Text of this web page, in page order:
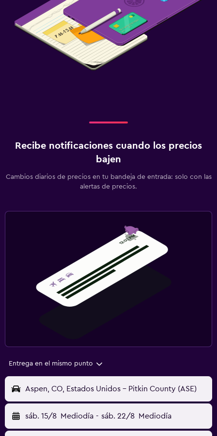
Recibe notificaciones cuando los precios
bajen
Cambios diarios de precios en tu bandeja de entrada: solo con las
alertas de precios.
Entrega en el mismo punto
Aspen, CO, Estados Unidos - Pitkin County (ASE)
sáb. 15/8 Mediodía - sáb. 22/8 Mediodía